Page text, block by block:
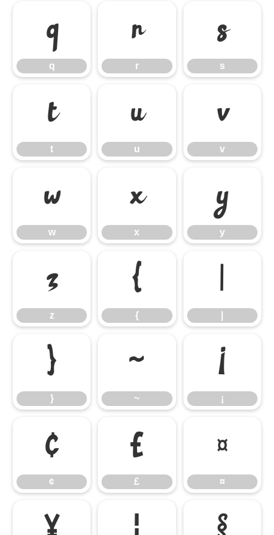
q
q
r
r
s
s
t
t
u
u
v
v
w
w
x
x
y
y
z
z
{
{
|
}
}
~
~
¡
¡
¢
¢
£
£
¤
¤